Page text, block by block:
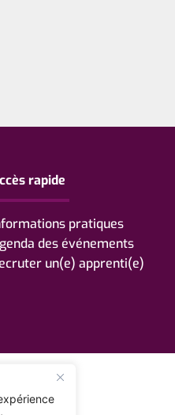
rapide
pratiques
des événements
un(e) apprenti(e)